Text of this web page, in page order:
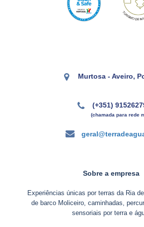
Murtosa - Aveiro,
(+351)
(chamada para rede
Sobre a empresa
Experiências únicas por terras da Ria
de barco Moliceiro, caminhadas,
sensoriais por terra e